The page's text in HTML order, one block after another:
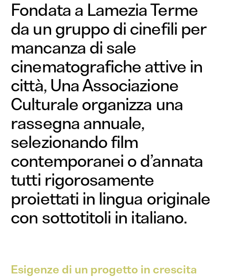
Fondata a Lamezia Terme
da un gruppo di cinefili per
mancanza di sale
cinematografiche attive in
città, Una Associazione
Culturale organizza una
rassegna annuale,
selezionando film
contemporanei o d’annata
tutti rigorosamente
proiettati in lingua originale
con sottotitoli in italiano.
Esigenze di un progetto in crescita